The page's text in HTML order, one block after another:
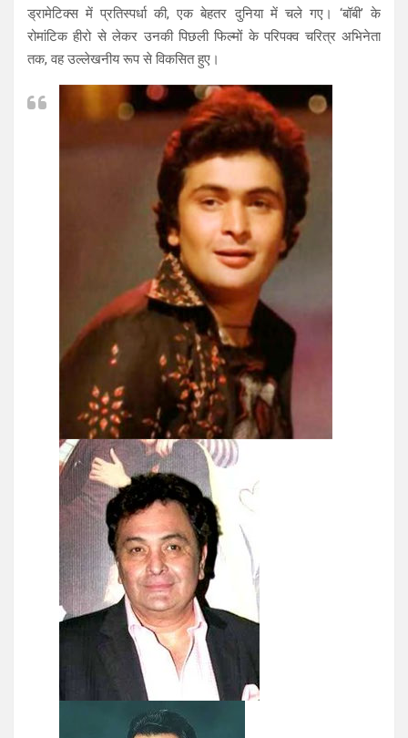
ड्रामेटिक्स में प्रतिस्पर्धा की, एक बेहतर दुनिया में चले गए। ‘बॉबी’ के
रोमांटिक हीरो से लेकर उनकी पिछली फिल्मों के परिपक्व चरित्र अभिनेता
तक, वह उल्लेखनीय रूप से विकसित हुए।